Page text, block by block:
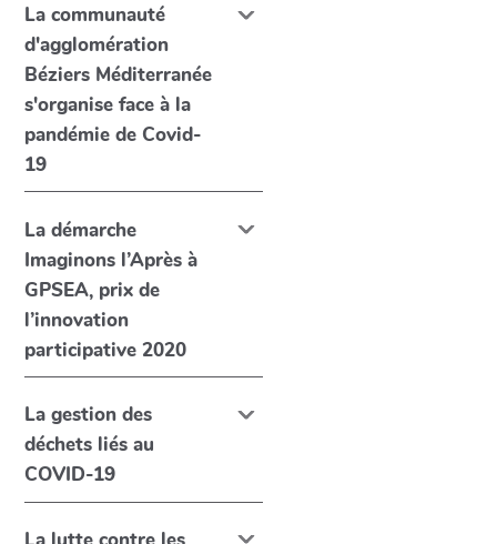
La communauté
d'agglomération
Béziers Méditerranée
s'organise face à la
pandémie de Covid-
19
La démarche
Imaginons l’Après à
GPSEA, prix de
l’innovation
participative 2020
La gestion des
déchets liés au
COVID-19